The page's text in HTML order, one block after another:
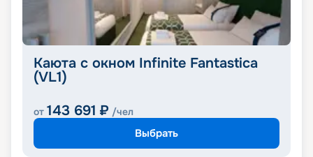
Каюта с окном Infinite Fantastica
(VL1)
от 143 691 ₽ /чел
Выбрать